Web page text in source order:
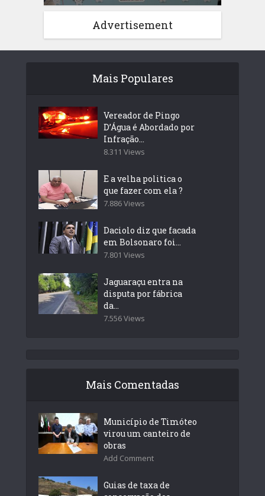
Advertisement
Mais Populares
Vereador de Pingo
D’Água é Abordado por
Infração...
8.311 Views
E a velha politica o
que fazer com ela ?
7.886 Views
Daciolo diz que facada
em Bolsonaro foi...
7.801 Views
Jaguaraçu entra na
disputa por fábrica
da...
7.556 Views
Mais Comentadas
Município de Timóteo
virou um canteiro de
obras
Add Comment
Guias de taxa de